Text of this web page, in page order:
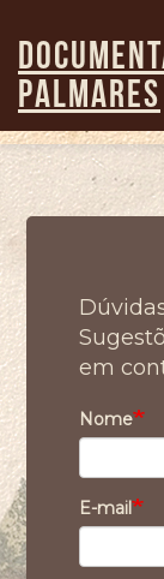
para
conteúdo
principal
PALMARES
em
Nome
E-mail